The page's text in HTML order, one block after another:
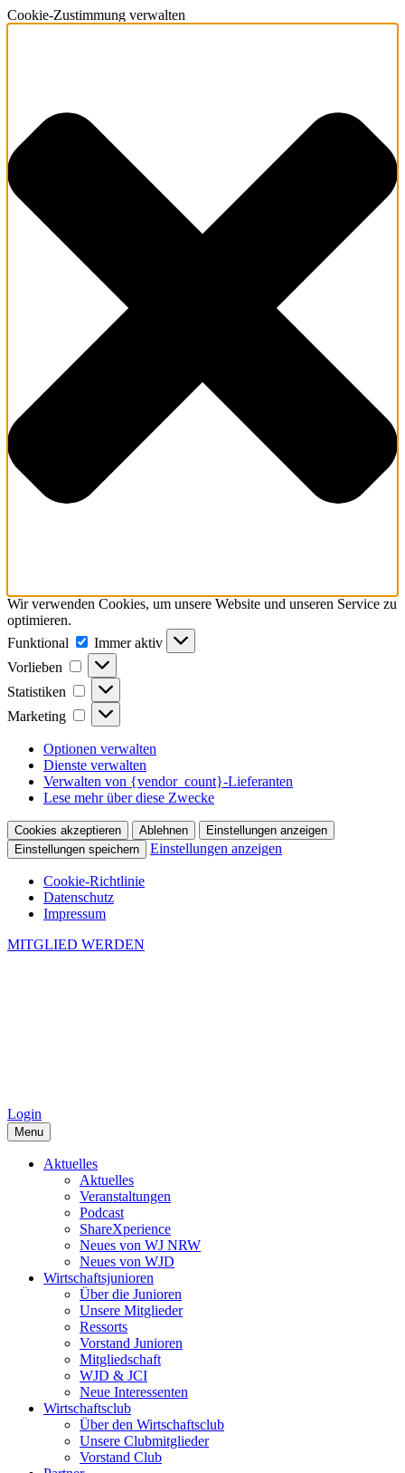
Cookie-Zustimmung verwalten
Wir verwenden Cookies, um unsere Website und unseren Service zu
optimieren.
Funktional
Funktional
Immer aktiv
Vorlieben
Vorlieben
Statistiken Statistiken
Marketing Marketing
Optionen verwalten
Dienste verwalten
Verwalten von {vendor_count}-Lieferanten
Lese mehr über diese Zwecke
Cookies akzeptieren Ablehnen
Einstellungen anzeigen
Einstellungen speichern
Einstellungen anzeigen
Cookie-Richtlinie
Datenschutz
Impressum
MITGLIED WERDEN
Login
Menu
Aktuelles
Aktuelles
Veranstaltungen
Podcast
ShareXperience
Neues von WJ NRW
Neues von WJD
Wirtschaftsjunioren
Über die Junioren
Unsere Mitglieder
Ressorts
Vorstand Junioren
Mitgliedschaft
WJD & JCI
Neue Interessenten
Wirtschaftsclub
Über den Wirtschaftsclub
Unsere Clubmitglieder
Vorstand Club